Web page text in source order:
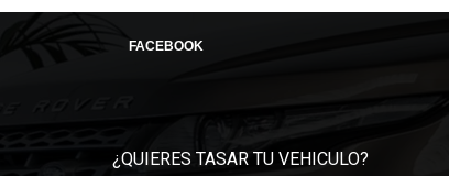
FACEBOOK
¿QUIERES TASAR TU VEHICULO?